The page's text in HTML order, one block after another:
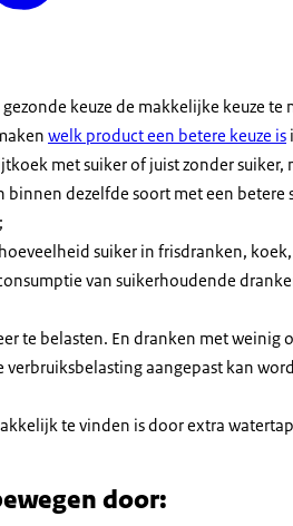
gezonde keuze de makkelijke keuze te
welk product een betere keuze is
met suiker of juist zonder
binnen dezelfde soort met een
suiker in frisdranken,
van suikerhoudende
te belasten. En dranken met weinig
aangepast kan
te vinden is door extra
door: